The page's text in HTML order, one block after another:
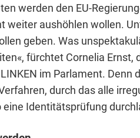
werden den EU-
aushöhlen wollen.
geben. Was
fürchtet Cornelia Ernst,
im Parlament. Denn
durch das alle
Identitätsprüfung